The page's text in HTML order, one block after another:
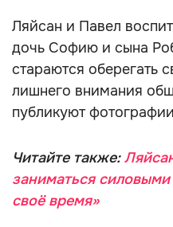
Ляйсан и Павел
дочь Софию и сына
стараются оберегать
лишнего внимания
публикуют
Читайте также:
заниматься
своё время»